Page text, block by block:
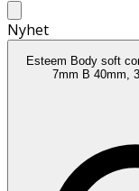
Nyhet
Esteem Body soft
7mm B 40mm,